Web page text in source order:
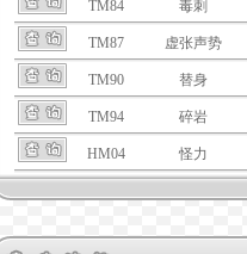
TM84 毒刺
TM87 虚张声势
TM90 替身
TM94 碎岩
HM04 怪力